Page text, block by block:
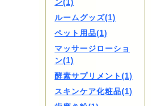
ン(1)
ルームグッズ(1)
ペット用品(1)
マッサージローショ
ン(1)
酵素サプリメント(1)
スキンケア化粧品(1)